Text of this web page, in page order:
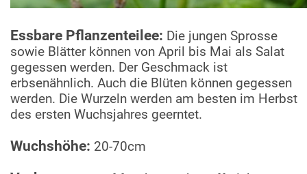
Essbare Pflanzenteilee: Die jungen Sprosse
sowie Blätter können von April bis Mai als Salat
gegessen werden. Der Geschmack ist
erbsenähnlich. Auch die Blüten können gegessen
werden. Die Wurzeln werden am besten im Herbst
des ersten Wuchsjahres geerntet.
Wuchshöhe: 20-70cm